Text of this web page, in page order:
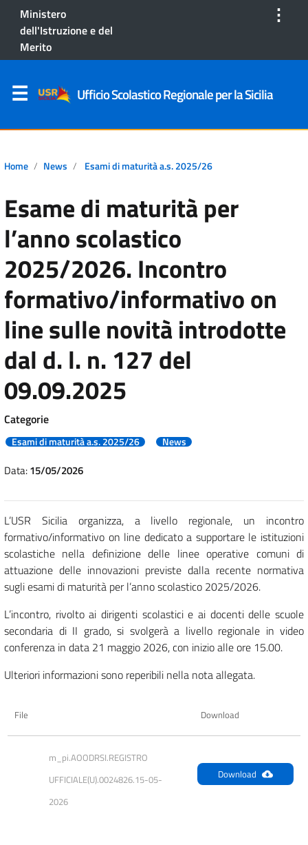
Ministero
dell'Istruzione e del
Merito
⋮
Ufficio Scolastico Regionale per la Sicilia
Home News Esami di maturità a.s. 2025/26
Esame di maturità per
l’anno scolastico
2025/2026. Incontro
formativo/informativo on
line sulle novità introdotte
dal d. l. n. 127 del
09.09.2025
Categorie
Esami di maturità a.s. 2025/26 News
Data:15/05/2026
L’USR Sicilia organizza, a livello regionale, un incontro
formativo/informativo on line dedicato a supportare le istituzioni
scolastiche nella definizione delle linee operative comuni di
attuazione delle innovazioni previste dalla recente normativa
sugli esami di maturità per l’anno scolastico 2025/2026.
L’incontro, rivolto ai dirigenti scolastici e ai docenti delle scuole
secondaria di II grado, si svolgerà a livello regionale in video
conferenza in data 21 maggio 2026, con inizio alle ore 15.00.
Ulteriori informazioni sono reperibili nella nota allegata.
File Download
m_pi.AOODRSI.REGISTRO
UFFICIALE(U).0024826.15-05-
2026
Download